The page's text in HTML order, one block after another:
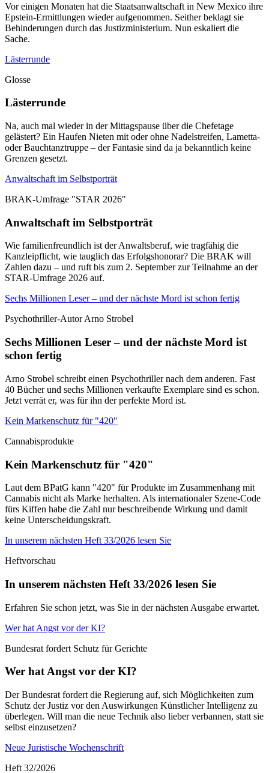
Vor einigen Monaten hat die Staatsanwaltschaft in New Mexico ihre
Epstein-Ermittlungen wieder aufgenommen. Seither beklagt sie
Behinderungen durch das Justizministerium. Nun eskaliert die
Sache.
Lästerrunde
Glosse
Lästerrunde
Na, auch mal wieder in der Mittagspause über die Chefetage
gelästert? Ein Haufen Nieten mit oder ohne Nadelstreifen, Lametta-
oder Bauchtanztruppe – der Fantasie sind da ja bekanntlich keine
Grenzen gesetzt.
Anwaltschaft im Selbstporträt
BRAK-Umfrage "STAR 2026"
Anwaltschaft im Selbstporträt
Wie familienfreundlich ist der Anwaltsberuf, wie tragfähig die
Kanzleipflicht, wie tauglich das Erfolgshonorar? Die BRAK will
Zahlen dazu – und ruft bis zum 2. September zur Teilnahme an der
STAR-Umfrage 2026 auf.
Sechs Millionen Leser – und der nächste Mord ist schon fertig
Psychothriller-Autor Arno Strobel
Sechs Millionen Leser – und der nächste Mord ist
schon fertig
Arno Strobel schreibt einen Psychothriller nach dem anderen. Fast
40 Bücher und sechs Millionen verkaufte Exemplare sind es schon.
Jetzt verrät er, was für ihn der perfekte Mord ist.
Kein Markenschutz für "420"
Cannabisprodukte
Kein Markenschutz für "420"
Laut dem BPatG kann "420" für Produkte im Zusammenhang mit
Cannabis nicht als Marke herhalten. Als internationaler Szene-Code
fürs Kiffen habe die Zahl nur beschreibende Wirkung und damit
keine Unterscheidungskraft.
In unserem nächsten Heft 33/2026 lesen Sie
Heftvorschau
In unserem nächsten Heft 33/2026 lesen Sie
Erfahren Sie schon jetzt, was Sie in der nächsten Ausgabe erwartet.
Wer hat Angst vor der KI?
Bundesrat fordert Schutz für Gerichte
Wer hat Angst vor der KI?
Der Bundesrat fordert die Regierung auf, sich Möglichkeiten zum
Schutz der Justiz vor den Auswirkungen Künstlicher Intelligenz zu
überlegen. Will man die neue Technik also lieber verbannen, statt sie
selbst einzusetzen?
Neue Juristische Wochenschrift
Heft 32/2026